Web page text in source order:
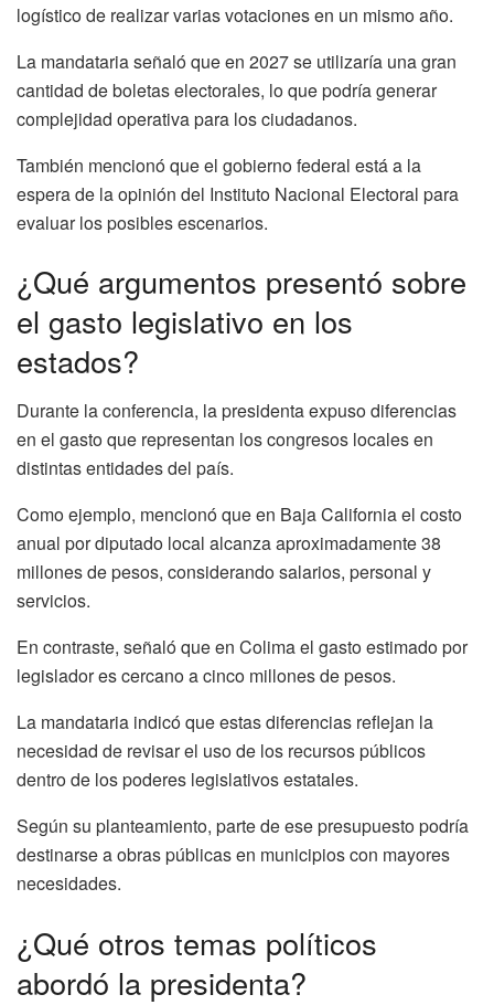
logístico de realizar varias votaciones en un mismo año.
La mandataria señaló que en 2027 se utilizaría una gran
cantidad de boletas electorales, lo que podría generar
complejidad operativa para los ciudadanos.
También mencionó que el gobierno federal está a la
espera de la opinión del Instituto Nacional Electoral para
evaluar los posibles escenarios.
¿Qué argumentos presentó sobre
el gasto legislativo en los
estados?
Durante la conferencia, la presidenta expuso diferencias
en el gasto que representan los congresos locales en
distintas entidades del país.
Como ejemplo, mencionó que en Baja California el costo
anual por diputado local alcanza aproximadamente 38
millones de pesos, considerando salarios, personal y
servicios.
En contraste, señaló que en Colima el gasto estimado por
legislador es cercano a cinco millones de pesos.
La mandataria indicó que estas diferencias reflejan la
necesidad de revisar el uso de los recursos públicos
dentro de los poderes legislativos estatales.
Según su planteamiento, parte de ese presupuesto podría
destinarse a obras públicas en municipios con mayores
necesidades.
¿Qué otros temas políticos
abordó la presidenta?